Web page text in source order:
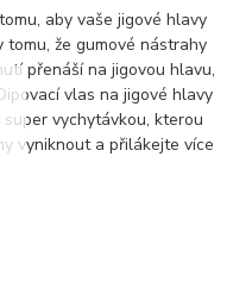
aby vaše jigové hlavy
že gumové nástrahy
přenáší na jigovou hlavu,
vlas na jigové hlavy
vychytávkou, kterou
vyniknout a přilákejte více